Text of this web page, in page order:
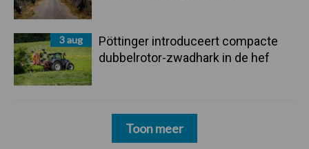
3 aug
Pöttinger introduceert compacte
dubbelrotor-zwadhark in de hef
Toon meer